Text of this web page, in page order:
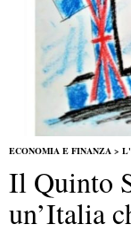
ECONOMIA E FINANZA >
Il Quinto
un’Italia